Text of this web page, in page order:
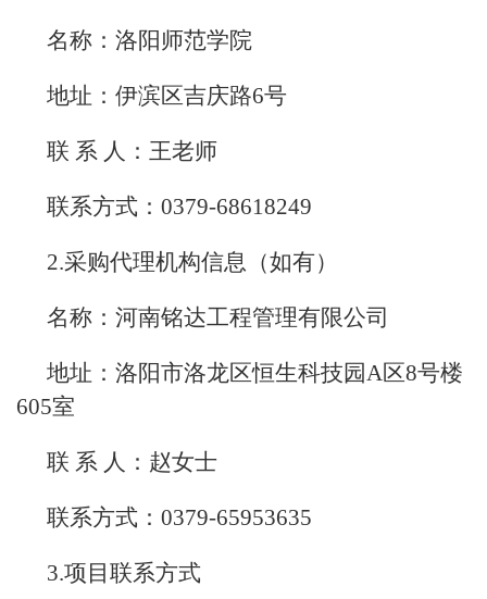
名称：洛阳师范学院
地址：伊滨区吉庆路6号
联 系 人：王老师
联系方式：0379-68618249
2.采购代理机构信息（如有）
名称：河南铭达工程管理有限公司
地址：洛阳市洛龙区恒生科技园A区8号楼
605室
联 系 人：赵女士
联系方式：0379-65953635
3.项目联系方式